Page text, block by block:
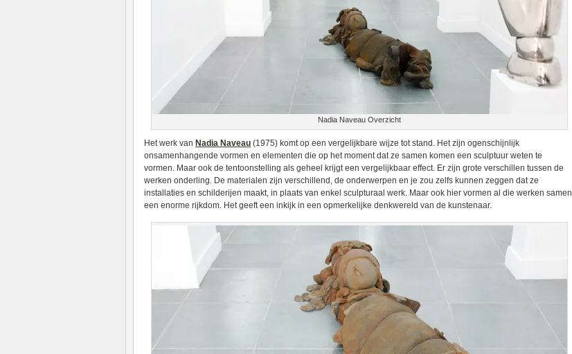
Nadia Naveau Overzicht
Het werk van Nadia Naveau (1975) komt op een vergelijkbare wijze tot stand. Het zijn ogenschijnlijk
onsamenhangende vormen en elementen die op het moment dat ze samen komen een sculptuur weten te
vormen. Maar ook de tentoonstelling als geheel krijgt een vergelijkbaar effect. Er zijn grote verschillen tussen de
werken onderling. De materialen zijn verschillend, de onderwerpen en je zou zelfs kunnen zeggen dat ze
installaties en schilderijen maakt, in plaats van enkel sculpturaal werk. Maar ook hier vormen al die werken samen
een enorme rijkdom. Het geeft een inkijk in een opmerkelijke denkwereld van de kunstenaar.